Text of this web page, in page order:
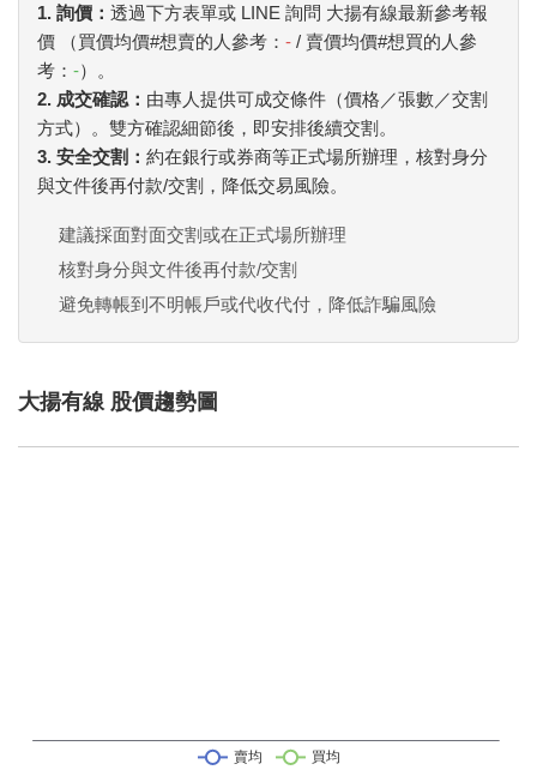
1. 詢價： 透過下方表單或 LINE 詢問 大揚有線最新參考報
價 （買價均價#想賣的人參考： - / 賣價均價#想買的人參
考： -）。
2. 成交確認： 由專人提供可成交條件（價格／張數／交割
方式）。雙方確認細節後，即安排後續交割。
3. 安全交割： 約在銀行或券商等正式場所辦理，核對身分
與文件後再付款/交割，降低交易風險。
建議採面對面交割或在正式場所辦理
核對身分與文件後再付款/交割
避免轉帳到不明帳戶或代收代付，降低詐騙風險
大揚有線 股價趨勢圖